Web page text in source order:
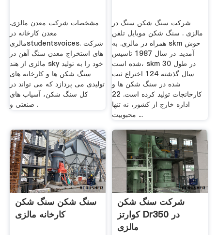
مشخصات شرکت معدن مالزی.
معدن کارخانه در
مالزیstudentsvoices. شرکت
های استخراج معدن سنگ آهن در
مالزی از هند sky خود را به تولید
سنگ شکن ها و کارخانه های
تولیدی می پردازد که می تواند در
کل سنگ شکن، آسیاب های
صنعتی و .
شرکت سنگ شکن سنگ در
مالزی . سنگ شکن موبایل تلفن
همراه در مالزی. به skm خوش
آمدید. در سال 1987 تاسیس
شده است، skm در طول 30
سال گذشته 124 اختراع ثبت
شده در سنگ شکن ها و
کارخانجات تولید کرده است. 22
اداره خارج از کشور، نه تنها
محبوبیت ...
سنگ شکن سنگ شکن
کارخانه مالزی
شرکت سنگ شکن
کوارتز Dr350 در
مالزی